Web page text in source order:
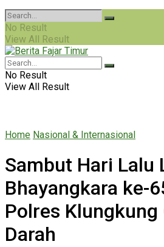
No Result
View All Result
No Result
View All Result
Home Nasional & Internasional
Sambut Hari Lalu
Bhayangkara ke-
Polres Klungkung
Darah